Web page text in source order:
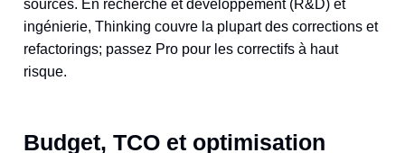
sources. En recherche et développement (R&D) et
ingénierie, Thinking couvre la plupart des corrections et
refactorings; passez Pro pour les correctifs à haut
risque.
Budget, TCO et optimisation